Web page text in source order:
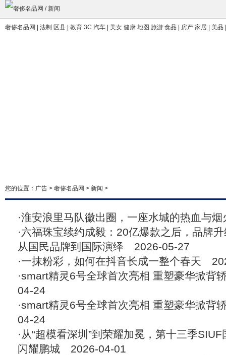
奢侈名品网 | 法制 区县 | 教育 3C 汽车 | 美女 健康 地图 旅游 食品 | 房产 家居 | 美品
您的位置： 广告 > 奢侈名品网 > 新闻 >
·淮安浪里马队徽出圈，一座水城的热血与烟
·六福珠宝续约成毅：20亿爆款之后，品牌
从国民品牌到国际演绎 2026-05-27
·一抹粉彩，如何在抖音长成一整个春天
·smart精灵6号全球首次亮相 重塑豪华掀背
04-24
·smart精灵6号全球首次亮相 重塑豪华掀背
04-24
· 从“超模看深圳”到荣耀加冕，第十三季
闪耀鹏城 2026-04-01